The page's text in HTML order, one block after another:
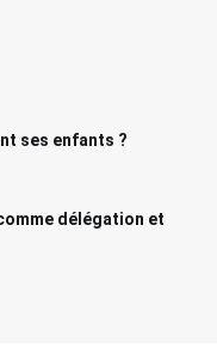
ses enfants ?
délégation et